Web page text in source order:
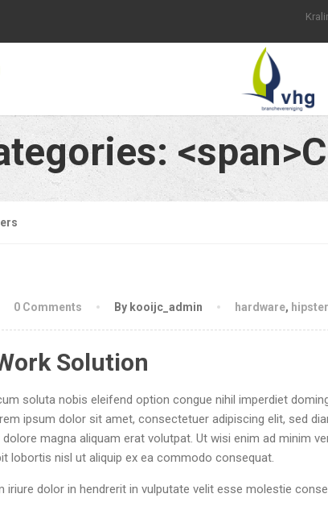
0 Comments By kooijc_admin hardware, hipster
Solution
soluta nobis eleifend option congue nihil imperdiet
ipsum dolor sit amet, consectetuer adipiscing elit, sed
magna aliquam erat volutpat. Ut wisi enim ad minim
lobortis nisl ut aliquip ex ea commodo consequat.
iriure dolor in hendrerit in vulputate velit esse molestie